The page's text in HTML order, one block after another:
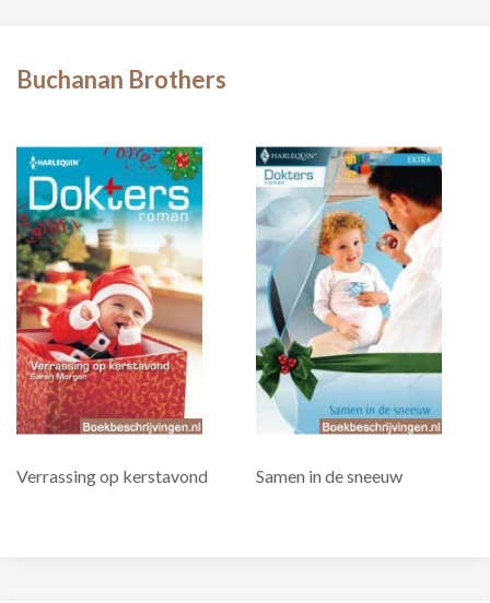
Buchanan Brothers
Verrassing op kerstavond Samen in de sneeuw